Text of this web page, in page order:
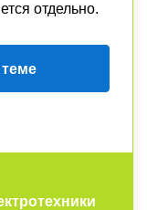
отдельно.